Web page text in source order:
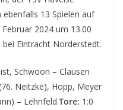
13 Spielen auf
2024 um 13.00
bei Eintracht Norderstedt.
Schwoon – Clausen
Neitzke), Hopp, Meyer
– Lehnfeld.Tore: 1:0